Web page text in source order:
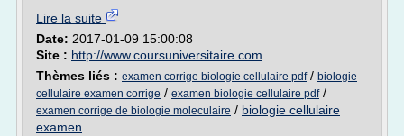
Lire la suite
Date: 2017-01-09 15:00:08
Site : http://www.coursuniversitaire.com
Thèmes liés : examen corrige biologie cellulaire pdf/ biologie
cellulaire examen corrige / examen biologie cellulaire pdf/
examen corrige de biologie moleculaire / biologie cellulaire
examen